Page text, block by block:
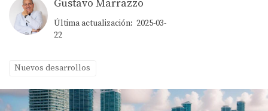
Gustavo Marrazzo
Última actualización: 2025-03-
22
Nuevos desarrollos